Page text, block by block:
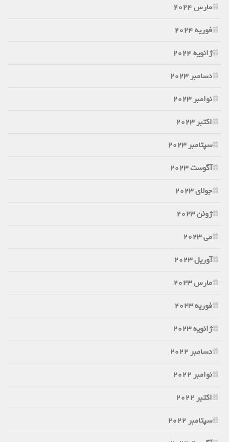
مارس 2024
فوریه 2024
ژانویه 2024
دسامبر 2023
نوامبر 2023
اکتبر 2023
سپتامبر 2023
آگوست 2023
جولای 2023
ژوئن 2023
می 2023
آوریل 2023
مارس 2023
فوریه 2023
ژانویه 2023
دسامبر 2022
نوامبر 2022
اکتبر 2022
سپتامبر 2022